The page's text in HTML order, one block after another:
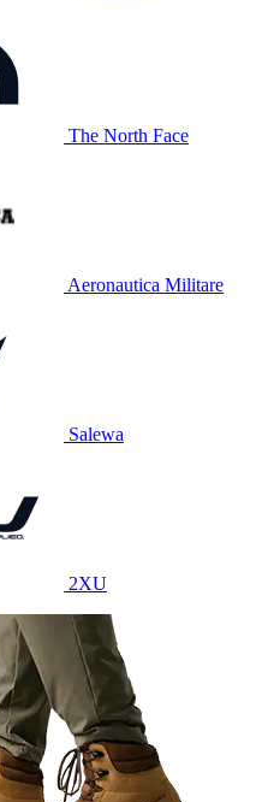
The North Face
Aeronautica Militare
Salewa
2XU